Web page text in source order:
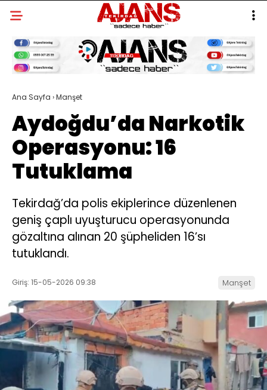
Ana Sayfa ›Manşet
Aydoğdu’da Narkotik
Operasyonu: 16
Tutuklama
Tekirdağ’da polis ekiplerince düzenlenen
geniş çaplı uyuşturucu operasyonunda
gözaltına alınan 20 şüpheliden 16’sı
tutuklandı.
Giriş: 15-05-2026 09:38 Manşet